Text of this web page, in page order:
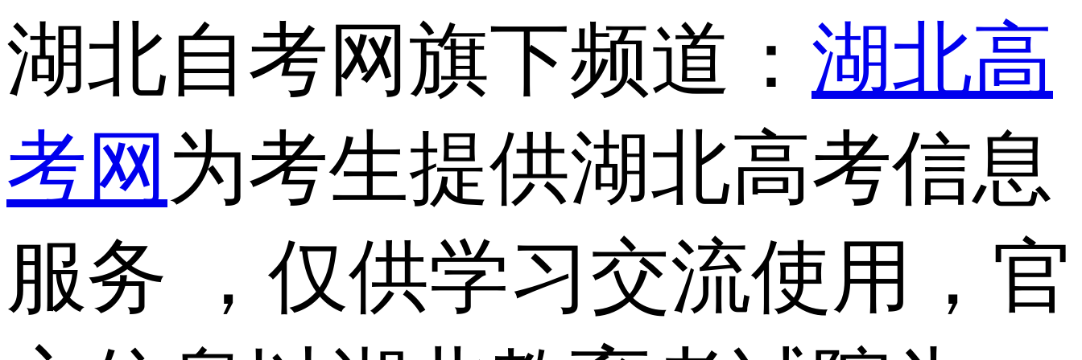
湖北自考网旗下频道： 湖北高
考网 为考生提供湖北高考信息
服务 ，仅供学习交流使用，官